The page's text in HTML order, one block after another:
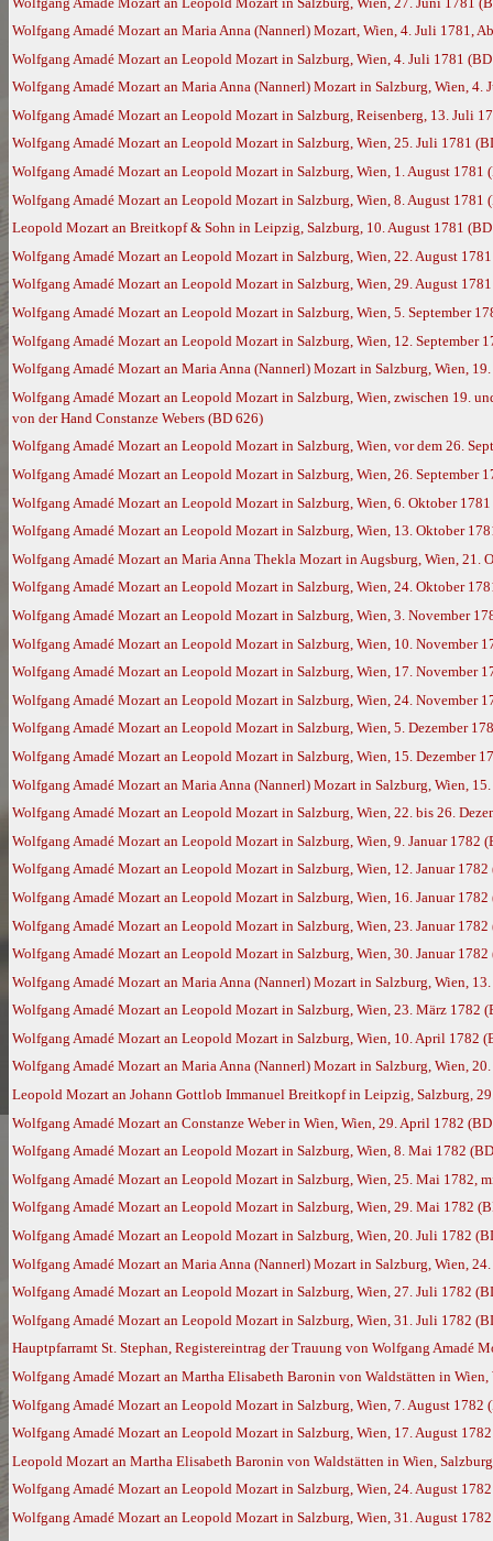
Wolfgang Amadé Mozart an Maria Anna (Nannerl) Mozart, Wien, 4. Juli 1781,
Wolfgang Amadé Mozart an Leopold Mozart in Salzburg, Wien, 4. Juli 1781
Wolfgang Amadé Mozart an Maria Anna (Nannerl) Mozart in Salzburg, Wien, 4.
Wolfgang Amadé Mozart an Leopold Mozart in Salzburg, Reisenberg, 13. Juli
Wolfgang Amadé Mozart an Leopold Mozart in Salzburg, Wien, 25. Juli 1781
Wolfgang Amadé Mozart an Leopold Mozart in Salzburg, Wien, 1. August 1781
Wolfgang Amadé Mozart an Leopold Mozart in Salzburg, Wien, 8. August 1781
Leopold Mozart an Breitkopf & Sohn in Leipzig, Salzburg, 10. August 1781
Wolfgang Amadé Mozart an Leopold Mozart in Salzburg, Wien, 22. August
Wolfgang Amadé Mozart an Leopold Mozart in Salzburg, Wien, 29. August
Wolfgang Amadé Mozart an Leopold Mozart in Salzburg, Wien, 5. September
Wolfgang Amadé Mozart an Leopold Mozart in Salzburg, Wien, 12. September
Wolfgang Amadé Mozart an Maria Anna (Nannerl) Mozart in Salzburg, Wien,
Wolfgang Amadé Mozart an Leopold Mozart in Salzburg, Wien, zwischen 19.
von der Hand Constanze Webers (BD 626)
Wolfgang Amadé Mozart an Leopold Mozart in Salzburg, Wien, vor dem 26.
Wolfgang Amadé Mozart an Leopold Mozart in Salzburg, Wien, 26. September
Wolfgang Amadé Mozart an Leopold Mozart in Salzburg, Wien, 6. Oktober
Wolfgang Amadé Mozart an Leopold Mozart in Salzburg, Wien, 13. Oktober
Wolfgang Amadé Mozart an Maria Anna Thekla Mozart in Augsburg, Wien, 21.
Wolfgang Amadé Mozart an Leopold Mozart in Salzburg, Wien, 24. Oktober
Wolfgang Amadé Mozart an Leopold Mozart in Salzburg, Wien, 3. November
Wolfgang Amadé Mozart an Leopold Mozart in Salzburg, Wien, 10. November
Wolfgang Amadé Mozart an Leopold Mozart in Salzburg, Wien, 17. November
Wolfgang Amadé Mozart an Leopold Mozart in Salzburg, Wien, 24. November
Wolfgang Amadé Mozart an Leopold Mozart in Salzburg, Wien, 5. Dezember
Wolfgang Amadé Mozart an Leopold Mozart in Salzburg, Wien, 15. Dezember
Wolfgang Amadé Mozart an Maria Anna (Nannerl) Mozart in Salzburg, Wien,
Wolfgang Amadé Mozart an Leopold Mozart in Salzburg, Wien, 22. bis 26.
Wolfgang Amadé Mozart an Leopold Mozart in Salzburg, Wien, 9. Januar 1782
Wolfgang Amadé Mozart an Leopold Mozart in Salzburg, Wien, 12. Januar 1782
Wolfgang Amadé Mozart an Leopold Mozart in Salzburg, Wien, 16. Januar 1782
Wolfgang Amadé Mozart an Leopold Mozart in Salzburg, Wien, 23. Januar 1782
Wolfgang Amadé Mozart an Leopold Mozart in Salzburg, Wien, 30. Januar 1782
Wolfgang Amadé Mozart an Maria Anna (Nannerl) Mozart in Salzburg, Wien,
Wolfgang Amadé Mozart an Leopold Mozart in Salzburg, Wien, 23. März 1782
Wolfgang Amadé Mozart an Leopold Mozart in Salzburg, Wien, 10. April 1782
Wolfgang Amadé Mozart an Maria Anna (Nannerl) Mozart in Salzburg, Wien,
Leopold Mozart an Johann Gottlob Immanuel Breitkopf in Leipzig, Salzburg,
Wolfgang Amadé Mozart an Constanze Weber in Wien, Wien, 29. April 1782
Wolfgang Amadé Mozart an Leopold Mozart in Salzburg, Wien, 8. Mai 1782
Wolfgang Amadé Mozart an Leopold Mozart in Salzburg, Wien, 25. Mai 1782,
Wolfgang Amadé Mozart an Leopold Mozart in Salzburg, Wien, 29. Mai 1782
Wolfgang Amadé Mozart an Leopold Mozart in Salzburg, Wien, 20. Juli 1782
Wolfgang Amadé Mozart an Maria Anna (Nannerl) Mozart in Salzburg, Wien,
Wolfgang Amadé Mozart an Leopold Mozart in Salzburg, Wien, 27. Juli 1782
Wolfgang Amadé Mozart an Leopold Mozart in Salzburg, Wien, 31. Juli 1782
Hauptpfarramt St. Stephan, Registereintrag der Trauung von Wolfgang Amadé
Wolfgang Amadé Mozart an Martha Elisabeth Baronin von Waldstätten in
Wolfgang Amadé Mozart an Leopold Mozart in Salzburg, Wien, 7. August 1782
Wolfgang Amadé Mozart an Leopold Mozart in Salzburg, Wien, 17. August
Leopold Mozart an Martha Elisabeth Baronin von Waldstätten in Wien,
Wolfgang Amadé Mozart an Leopold Mozart in Salzburg, Wien, 24. August
Wolfgang Amadé Mozart an Leopold Mozart in Salzburg, Wien, 31. August